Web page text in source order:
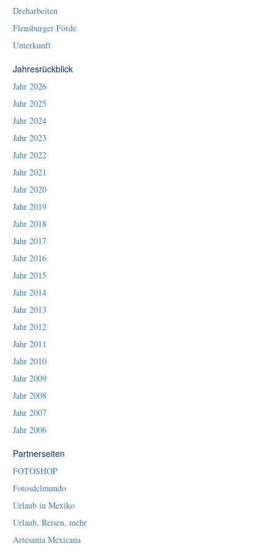
Dreharbeiten
Flensburger Förde
Unterkunft
Jahresrückblick
Jahr 2026
Jahr 2025
Jahr 2024
Jahr 2023
Jahr 2022
Jahr 2021
Jahr 2020
Jahr 2019
Jahr 2018
Jahr 2017
Jahr 2016
Jahr 2015
Jahr 2014
Jahr 2013
Jahr 2012
Jahr 2011
Jahr 2010
Jahr 2009
Jahr 2008
Jahr 2007
Jahr 2006
Partnerseiten
FOTOSHOP
Fotosdelmundo
Urlaub in Mexiko
Urlaub, Reisen, mehr
Artesania Mexicana